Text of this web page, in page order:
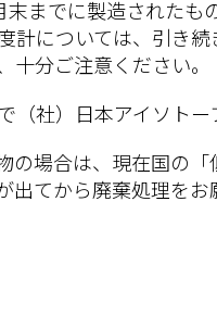
までに製造された
計については、引き
分ご注意ください。
社）日本アイソトー
の場合は、現在国の
てから廃棄処理をお